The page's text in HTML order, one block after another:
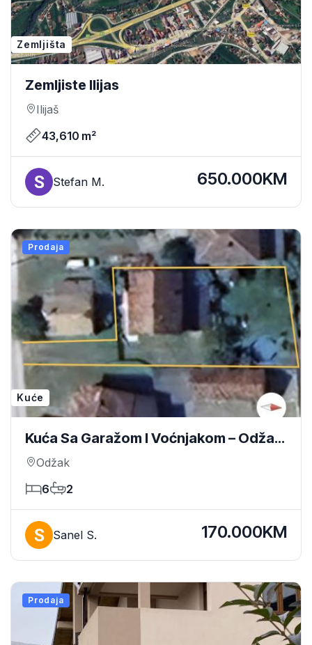
Zemljišta
Zemljiste Ilijas
Ilijaš
43,610 m²
Stefan M. 650.000KM
Prodaja
Kuće
Kuća Sa Garažom I Voćnjakom – Odžak,
5 Min Od Centra
Odžak
6
2
Sanel S. 170.000KM
Prodaja